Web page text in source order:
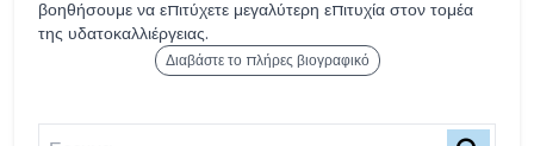
βοηθήσουμε να επιτύχετε μεγαλύτερη επιτυχία στον τομέα
της υδατοκαλλιέργειας.
Διαβάστε το πλήρες βιογραφικό